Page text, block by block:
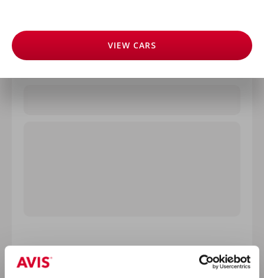
VIEW CARS